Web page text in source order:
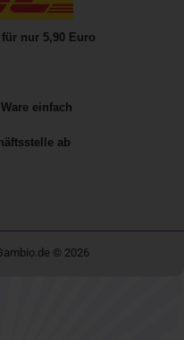
nur 5,90 Euro
einfach
ab
© 2026